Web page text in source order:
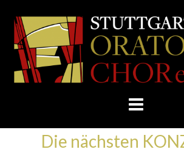
Skip
E.V.
Home Uncategorized »
Die nächsten